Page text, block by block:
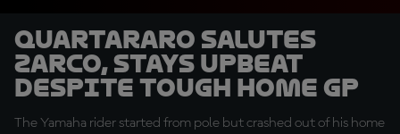
Quartararo salutes
Zarco, stays upbeat
despite tough home GP
The Yamaha rider started from pole but crashed out of his home